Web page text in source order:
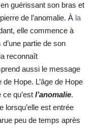
guérissant son bras et
de l’anomalie. À la
elle commence à
partie de son
reconnaît
aussi le message
Hope. L’âge de Hope
qu’est l’anomalie.
lorsqu’elle est entrée
peu de temps après